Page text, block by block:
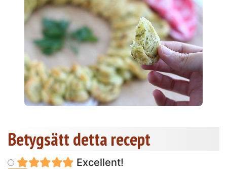
Betygsätt detta recept
Excellent!